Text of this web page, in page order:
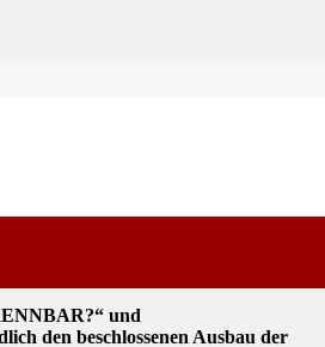
und
den beschlossenen Ausbau der